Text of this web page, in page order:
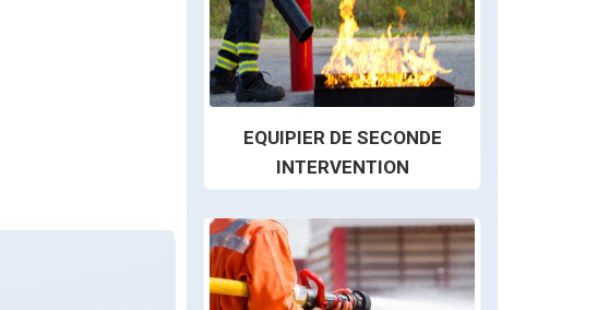
EQUIPIER DE SECONDE
INTERVENTION